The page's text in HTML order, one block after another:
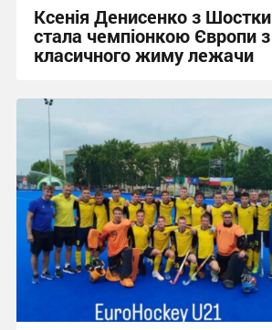
Ксенія Денисенко з Шостки
стала чемпіонкою Європи з
класичного жиму лежачи
17:09, 4.08.2026